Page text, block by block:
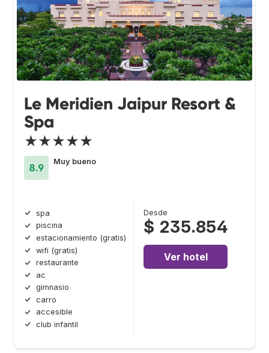
Le Meridien Jaipur Resort &
Spa
★★★★★
8.9
Muy bueno
spa
piscina
estacionamiento (gratis)
wifi (gratis)
restaurante
ac
gimnasio
carro
accesible
club infantil
Desde
$ 235.854
Ver hotel